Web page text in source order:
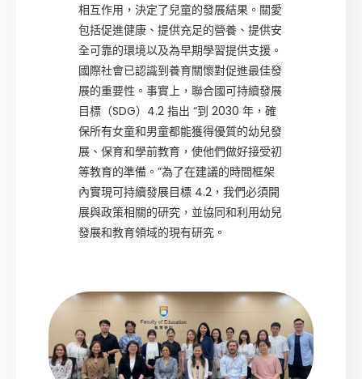
相互作用，決定了兒童的發展結果。關愛
包括促進健康、提供充足的營養、提供安
全可靠的環境以及為早期學習提供支援。
國際社會已認識到養育關懷對促進最佳發
展的重要性。事實上，聯合國可持續發展
目標（SDG）4.2 指出 “到 2030 年，確
保所有女童和男童都能獲得優質的幼兒發
展、保育和學前教育，使他們做好接受初
等教育的準備。”為了在建議的時間框架
內實現可持續發展目標 4.2，我們必須開
展與政策相關的研究，並協同和利用幼兒
發展和教育領域的現有研究。